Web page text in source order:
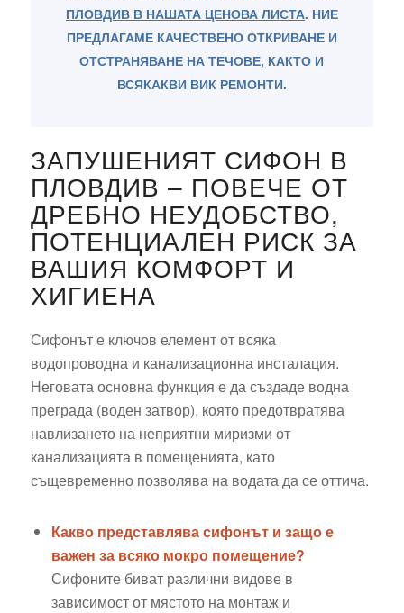
ПЛОВДИВ В НАШАТА ЦЕНОВА ЛИСТА. НИЕ
ПРЕДЛАГАМЕ КАЧЕСТВЕНО ОТКРИВАНЕ И
ОТСТРАНЯВАНЕ НА ТЕЧОВЕ, КАКТО И
ВСЯКАКВИ ВИК РЕМОНТИ.
ЗАПУШЕНИЯТ СИФОН В
ПЛОВДИВ – ПОВЕЧЕ ОТ
ДРЕБНО НЕУДОБСТВО,
ПОТЕНЦИАЛЕН РИСК ЗА
ВАШИЯ КОМФОРТ И
ХИГИЕНА
Сифонът е ключов елемент от всяка
водопроводна и канализационна инсталация.
Неговата основна функция е да създаде водна
преграда (воден затвор), която предотвратява
навлизането на неприятни миризми от
канализацията в помещенията, като
същевременно позволява на водата да се оттича.
Какво представлява сифонът и защо е
важен за всяко мокро помещение?
Сифоните биват различни видове в
зависимост от мястото на монтаж и